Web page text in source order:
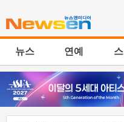
뉴스 연예